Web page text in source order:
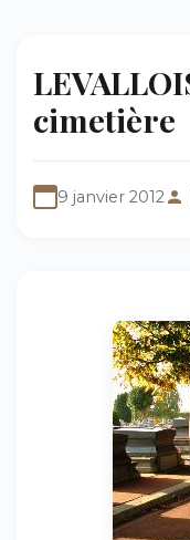
cimetière
9 janvier 2012